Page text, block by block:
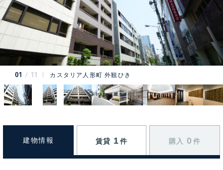
01 11 カスタリア人形町 外観ひき
建物情報 賃貸 1 件 購入 0 件